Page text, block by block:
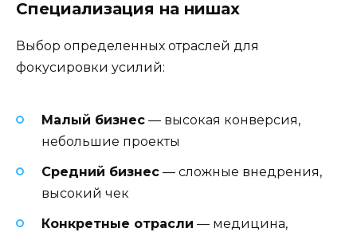
Специализация на нишах
Выбор определенных отраслей для
фокусировки усилий:
Малый бизнес — высокая конверсия,
небольшие проекты
Средний бизнес — сложные внедрения,
высокий чек
Конкретные отрасли — медицина,